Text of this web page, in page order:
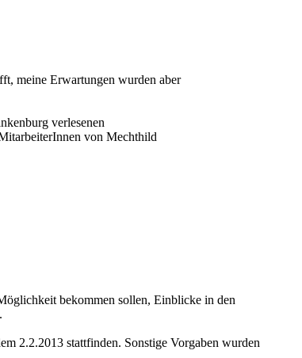
meine Erwartungen wurden aber
verlesenen
von Mechthild
bekommen sollen, Einblicke in den
2.2.2013 stattfinden. Sonstige Vorgaben wurden